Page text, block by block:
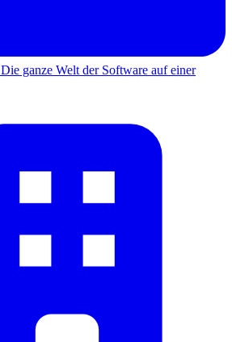
Die ganze Welt der Software auf einer